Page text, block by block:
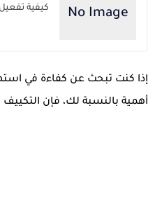
كيفية
إذا كنت تبحث عن كفاءة في
أهمية بالنسبة لك، فإن التكييف